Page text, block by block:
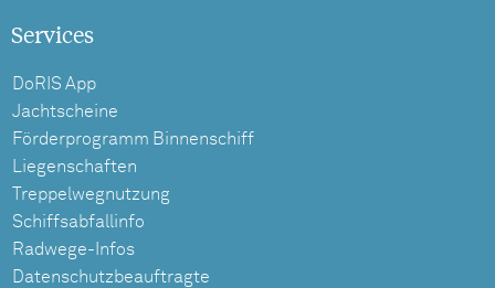
Services
DoRIS App
Jachtscheine
Förderprogramm Binnenschiff
Liegenschaften
Treppelwegnutzung
Schiffsabfallinfo
Radwege-Infos
Datenschutzbeauftragte